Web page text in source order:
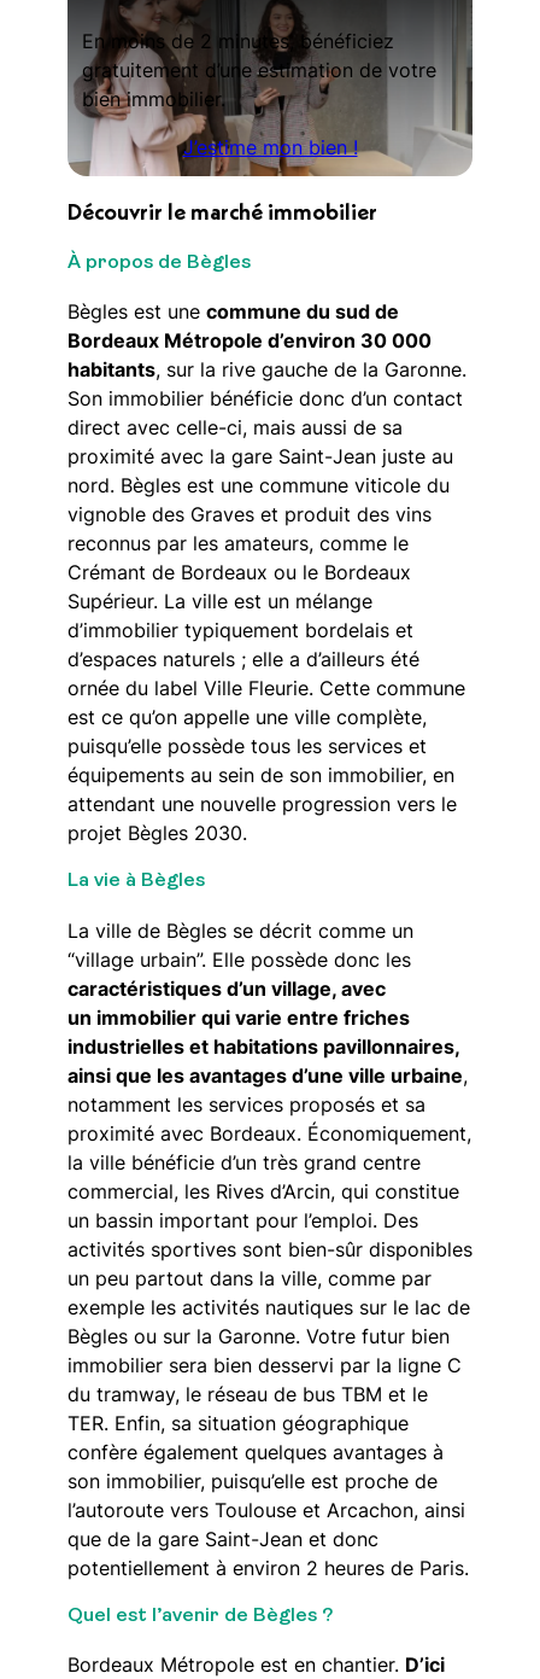
En moins de 2 minutes, bénéficiez
gratuitement d’une estimation de votre
bien immobilier.
J’estime mon bien !
Découvrir le marché immobilier
À propos de Bègles
Bègles est une commune du sud de
Bordeaux Métropole d’environ 30 000
habitants, sur la rive gauche de la Garonne.
Son immobilier bénéficie donc d’un contact
direct avec celle-ci, mais aussi de sa
proximité avec la gare Saint-Jean juste au
nord. Bègles est une commune viticole du
vignoble des Graves et produit des vins
reconnus par les amateurs, comme le
Crémant de Bordeaux ou le Bordeaux
Supérieur. La ville est un mélange
d’immobilier typiquement bordelais et
d’espaces naturels ; elle a d’ailleurs été
ornée du label Ville Fleurie. Cette commune
est ce qu’on appelle une ville complète,
puisqu’elle possède tous les services et
équipements au sein de son immobilier, en
attendant une nouvelle progression vers le
projet Bègles 2030.
La vie à Bègles
La ville de Bègles se décrit comme un
“village urbain”. Elle possède donc les
caractéristiques d’un village, avec
un immobilier qui varie entre friches
industrielles et habitations pavillonnaires,
ainsi que les avantages d’une ville urbaine,
notamment les services proposés et sa
proximité avec Bordeaux. Économiquement,
la ville bénéficie d’un très grand centre
commercial, les Rives d’Arcin, qui constitue
un bassin important pour l’emploi. Des
activités sportives sont bien-sûr disponibles
un peu partout dans la ville, comme par
exemple les activités nautiques sur le lac de
Bègles ou sur la Garonne. Votre futur bien
immobilier sera bien desservi par la ligne C
du tramway, le réseau de bus TBM et le
TER. Enfin, sa situation géographique
confère également quelques avantages à
son immobilier, puisqu’elle est proche de
l’autoroute vers Toulouse et Arcachon, ainsi
que de la gare Saint-Jean et donc
potentiellement à environ 2 heures de Paris.
Quel est l’avenir de Bègles ?
Bordeaux Métropole est en chantier. D’ici